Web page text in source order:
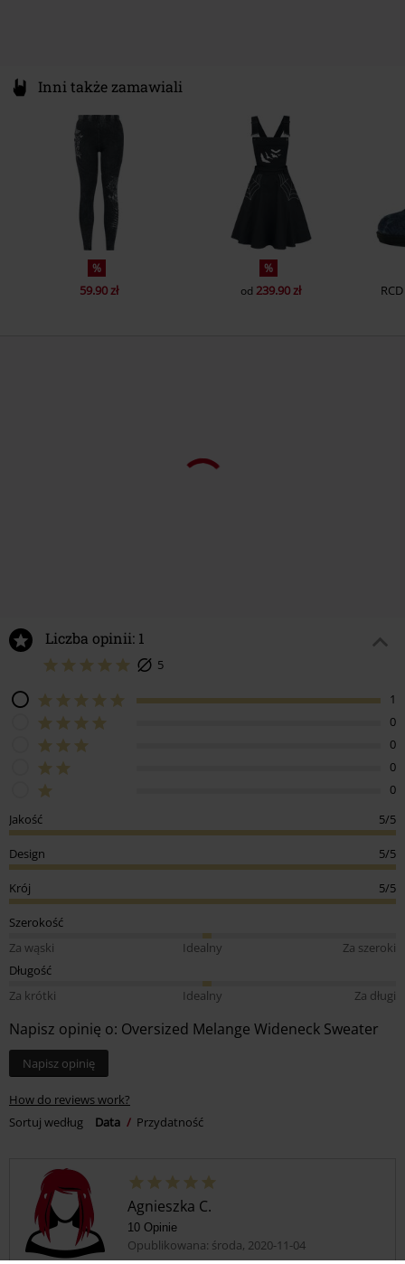
Inni także zamawiali
%
59.90 zł
%
od 239.90 zł RCD
Liczba opinii: 1
5
1
0
0
0
0
Jakość
5/5
Design 5/5
Krój 5/5
Szerokość
Za wąski
Idealny
Za szeroki
Długość
Za krótki
Idealny Za długi
Napisz opinię o: Oversized Melange Wideneck Sweater
Napisz opinię
How do reviews work?
Sortuj według
Data Przydatność
Agnieszka C.
10 Opinie
Opublikowana: środa, 2020-11-04